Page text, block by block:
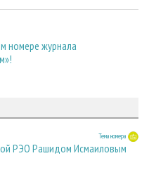
номере журнала
Тема номера
РЭО Рашидом Исмаиловым